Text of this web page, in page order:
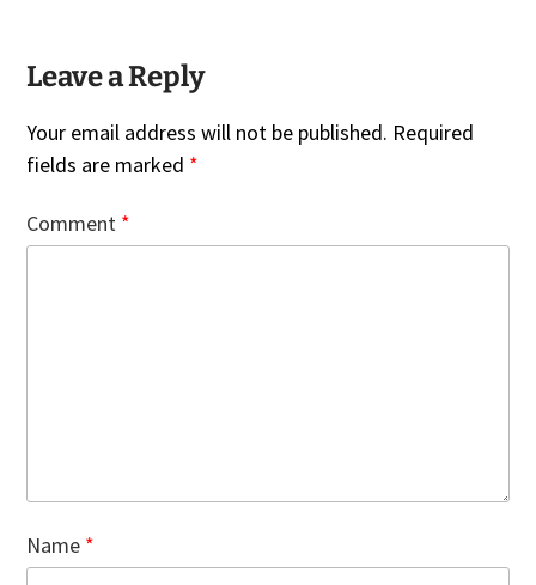
Leave a Reply
Your email address will not be published. Required
fields are marked *
Comment *
Name *